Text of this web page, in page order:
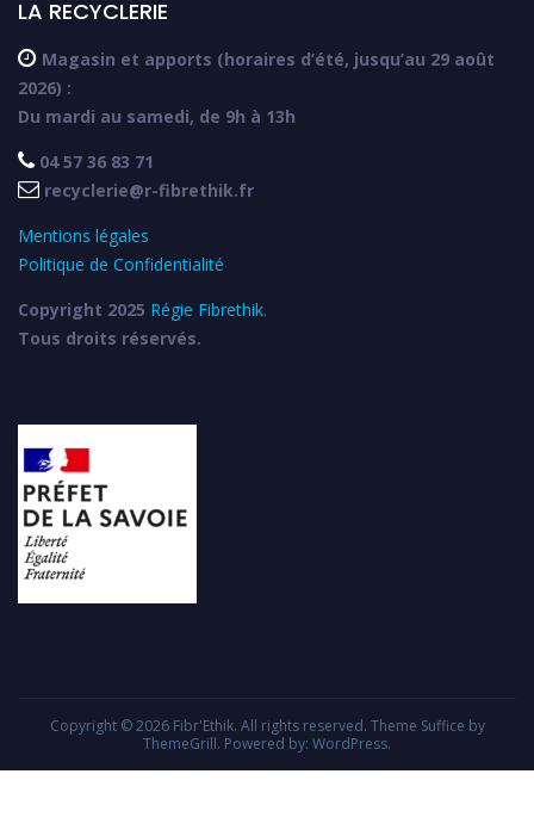
LA RECYCLERIE
 Magasin et apports (horaires d’été, jusqu’au 29 août
2026) :
Du mardi au samedi, de 9h à 13h
 04 57 36 83 71
 recyclerie@r-fibrethik.fr
Mentions légales
Politique de Confidentialité
Copyright 2025 Régie Fibrethik.
Tous droits réservés.
Copyright © 2026 Fibr'Ethik. All rights reserved. Theme Suffice by
ThemeGrill. Powered by: WordPress.